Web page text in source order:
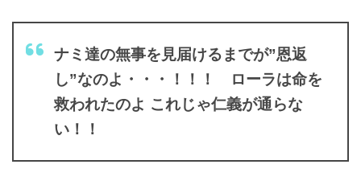
ナミ達の無事を見届けるまでが”恩返
し”なのよ・・・！！！ ローラは命を
救われたのよ これじゃ仁義が通らな
い！！